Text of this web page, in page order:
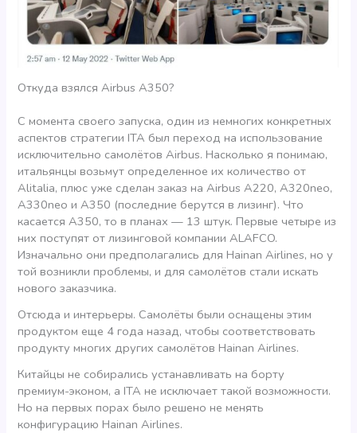
Откуда взялся Airbus A350?
С момента своего запуска, один из немногих конкретных
аспектов стратегии ITA был переход на использование
исключительно самолётов Airbus. Насколько я понимаю,
итальянцы возьмут определенное их количество от
Alitalia, плюс уже сделан заказ на Airbus A220, A320neo,
A330neo и A350 (последние берутся в лизинг). Что
касается А350, то в планах — 13 штук. Первые четыре из
них поступят от лизинговой компании ALAFCO.
Изначально они предполагались для Hainan Airlines, но у
той возникли проблемы, и для самолётов стали искать
нового заказчика.
Отсюда и интерьеры. Самолёты были оснащены этим
продуктом еще 4 года назад, чтобы соответствовать
продукту многих других самолётов Hainan Airlines.
Китайцы не собирались устанавливать на борту
премиум-эконом, а ITA не исключает такой возможности.
Но на первых порах было решено не менять
конфигурацию Hainan Airlines.